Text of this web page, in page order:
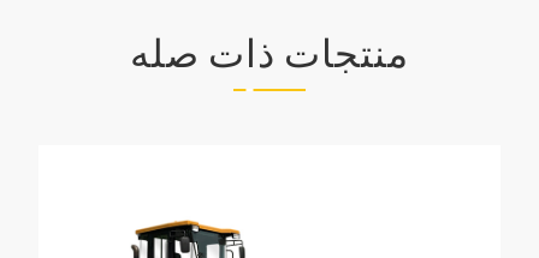
منتجات ذات صله